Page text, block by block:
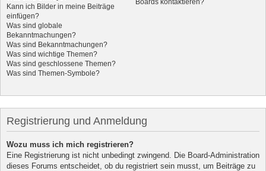
Kann ich Bilder in meine Beiträge
einfügen?
Was sind globale
Bekanntmachungen?
Was sind Bekanntmachungen?
Was sind wichtige Themen?
Was sind geschlossene Themen?
Was sind Themen-Symbole?
Boards kontaktieren?
Registrierung und Anmeldung
Wozu muss ich mich registrieren?
Eine Registrierung ist nicht unbedingt zwingend. Die Board-Administration
dieses Forums entscheidet, ob du registriert sein musst, um Beiträge zu